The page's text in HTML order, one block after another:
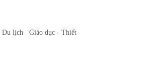
Du lịch
Giáo dục - Thiết